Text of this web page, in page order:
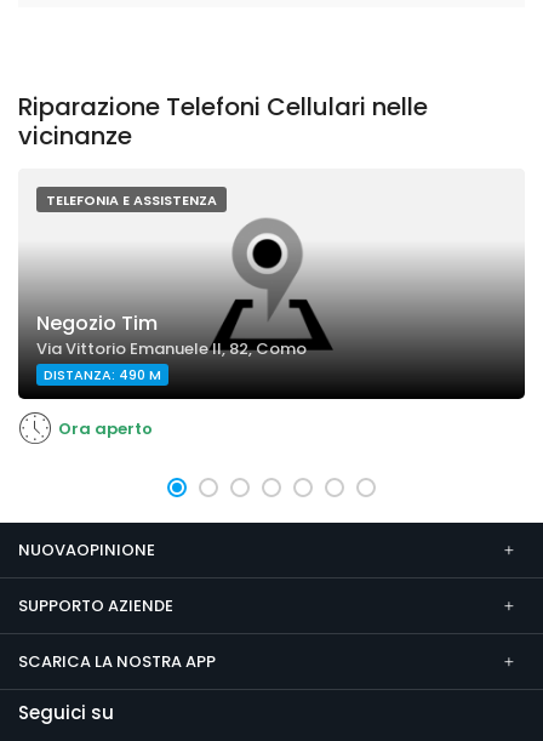
Riparazione Telefoni Cellulari nelle
vicinanze
TELEFONIA E ASSISTENZA
Negozio Tim
Via Vittorio Emanuele II, 82, Como
DISTANZA: 490 M
Ora aperto
NUOVAOPINIONE
SUPPORTO AZIENDE
SCARICA LA NOSTRA APP
Seguici su